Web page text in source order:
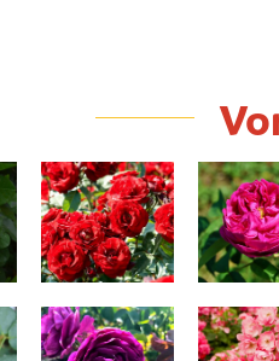
Intrigue Rose de
Iceberg magenta